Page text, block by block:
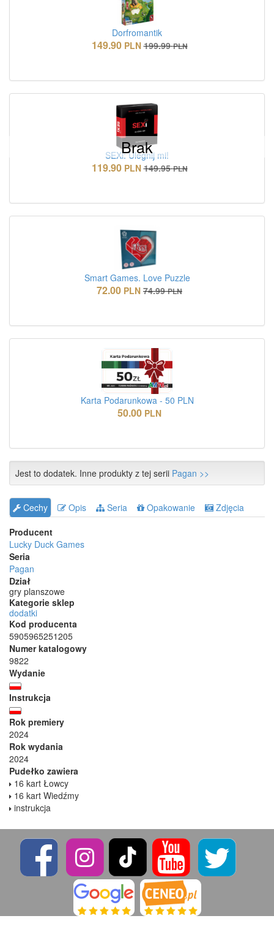
Dorfromantik
149.90 PLN 199.99 PLN
Brak
SEXi: Ulegnij mi!
119.90 PLN 149.95 PLN
Smart Games. Love Puzzle
72.00 PLN 74.99 PLN
Karta Podarunkowa - 50 PLN
50.00 PLN
Jest to dodatek. Inne produkty z tej serii Pagan >>
Cechy Opis Seria Opakowanie
Zdjęcia
Producent
Lucky Duck Games
Seria
Pagan
Dział
gry planszowe
Kategorie sklep
dodatki
Kod producenta
5905965251205
Numer katalogowy
9822
Wydanie
Instrukcja
Rok premiery
2024
Rok wydania
2024
Pudełko zawiera
16 kart Łowcy
16 kart Wiedźmy
instrukcja